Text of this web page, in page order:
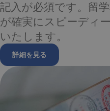
記入が必須です。留
が確実にスピーディ
いたします。
詳細を見る